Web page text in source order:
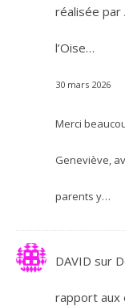
réalisée par
l’Oise…
30 mars 2026
Merci
Geneviève,
parents y…
DAVID sur
rapport aux